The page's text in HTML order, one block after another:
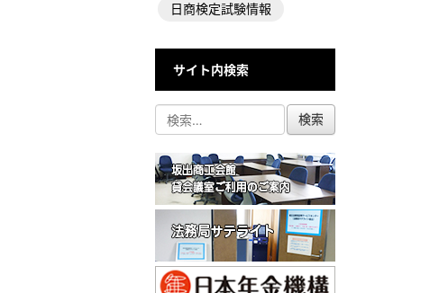
日商検定試験情報
サイト内検索